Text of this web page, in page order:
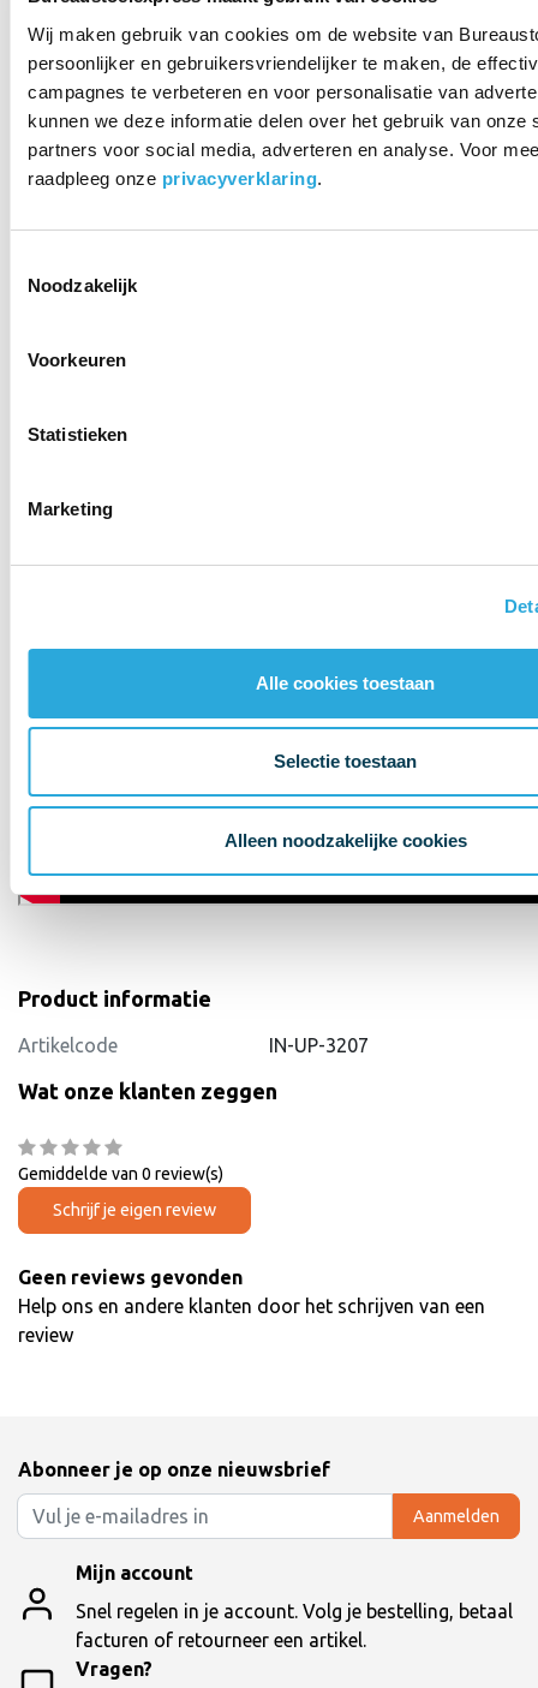
Wij maken gebruik van cookies om de website van
persoonlijker en gebruikersvriendelijker te maken, de
campagnes te verbeteren en voor personalisatie van
kunnen we deze informatie delen over het gebruik van onze
partners voor social media, adverteren en analyse. Voor
raadpleeg onze privacyverklaring.
Noodzakelijk
Voorkeuren
Statistieken
Marketing
Alle cookies toestaan
Selectie toestaan
Alleen noodzakelijke cookies
Kenmerken Interstuhl Up
kruk
• Ergonomische balanskruk
• Model UP 100U
• Zithoogte 45-63cm
• Zachte foam zitting donkergrijs
• Kleur rood
Product informatie
Artikelcode IN-UP-3207
Wat onze klanten zeggen
Gemiddelde van 0 review(s)
Schrijf je eigen review
Geen reviews gevonden
Help ons en andere klanten door het schrijven van een
review
Abonneer je op onze nieuwsbrief
Aanmelden
Mijn account
Snel regelen in je account. Volg je bestelling, betaal
facturen of retourneer een artikel.
Vragen?